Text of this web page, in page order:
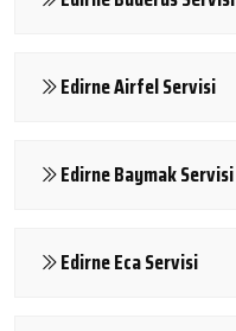
Edirne Airfel Servisi
Edirne Baymak Servisi
Edirne Eca Servisi